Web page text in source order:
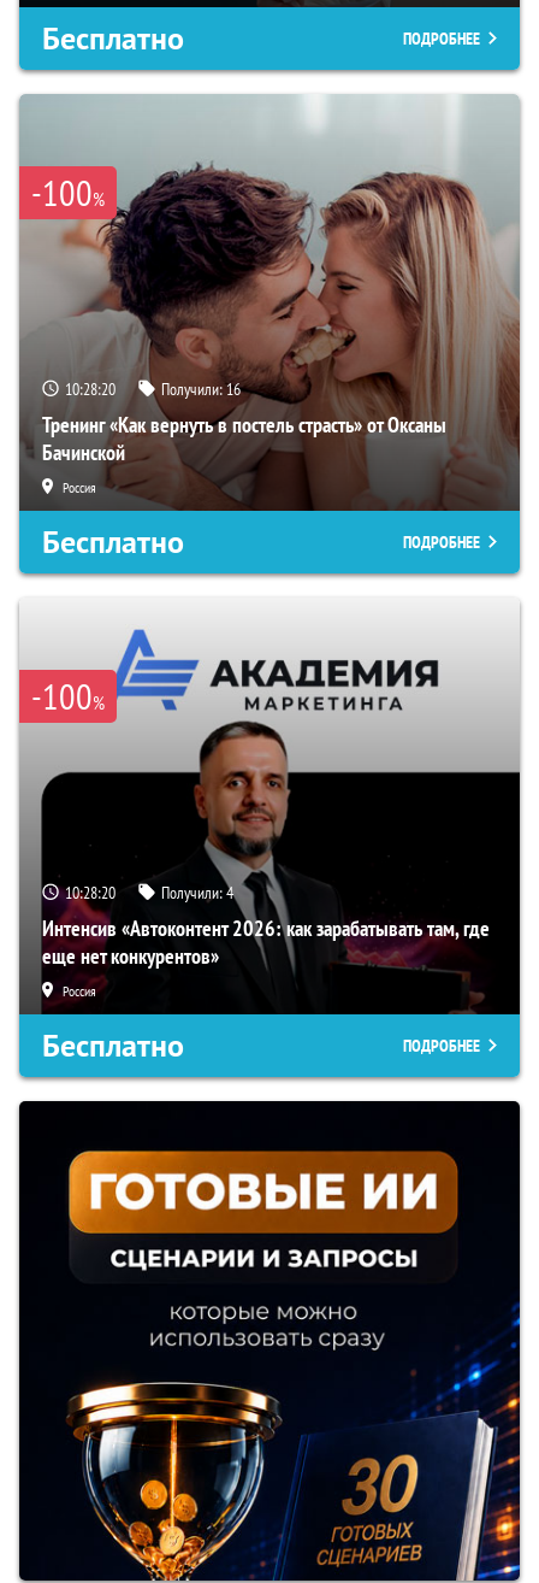
Бесплатно ПОДРОБНЕЕ
-100%
10:28:19 Получили:16
Тренинг «Как вернуть в постель страсть» от Оксаны
Бачинской
Россия
Бесплатно ПОДРОБНЕЕ
-100%
10:28:19 Получили:4
Интенсив «Автоконтент 2026: как зарабатывать там, где
еще нет конкурентов»
Россия
Бесплатно ПОДРОБНЕЕ